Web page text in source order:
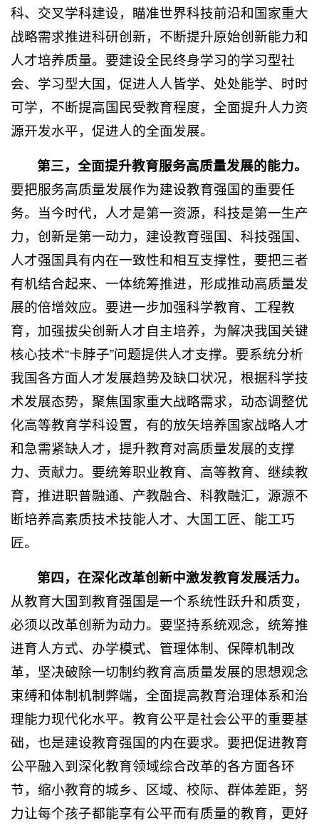
科、交叉学科建设，瞄准世界科技前沿和国家重大
战略需求推进科研创新，不断提升原始创新能力和
人才培养质量。要建设全民终身学习的学习型社
会、学习型大国，促进人人皆学、处处能学、时时
可学，不断提高国民受教育程度，全面提升人力资
源开发水平，促进人的全面发展。
第三，全面提升教育服务高质量发展的能力。
要把服务高质量发展作为建设教育强国的重要任
务。当今时代，人才是第一资源，科技是第一生产
力，创新是第一动力，建设教育强国、科技强国、
人才强国具有内在一致性和相互支撑性，要把三者
有机结合起来、一体统筹推进，形成推动高质量发
展的倍增效应。要进一步加强科学教育、工程教
育，加强拔尖创新人才自主培养，为解决我国关键
核心技术“卡脖子”问题提供人才支撑。要系统分析
我国各方面人才发展趋势及缺口状况，根据科学技
术发展态势，聚焦国家重大战略需求，动态调整优
化高等教育学科设置，有的放矢培养国家战略人才
和急需紧缺人才，提升教育对高质量发展的支撑
力、贡献力。要统筹职业教育、高等教育、继续教
育，推进职普融通、产教融合、科教融汇，源源不
断培养高素质技术技能人才、大国工匠、能工巧
匠。
第四，在深化改革创新中激发教育发展活力。
从教育大国到教育强国是一个系统性跃升和质变，
必须以改革创新为动力。要坚持系统观念，统筹推
进育人方式、办学模式、管理体制、保障机制改
革，坚决破除一切制约教育高质量发展的思想观念
束缚和体制机制弊端，全面提高教育治理体系和治
理能力现代化水平。教育公平是社会公平的重要基
础，也是建设教育强国的内在要求。要把促进教育
公平融入到深化教育领域综合改革的各方面各环
节，缩小教育的城乡、区域、校际、群体差距，努
力让每个孩子都能享有公平而有质量的教育，更好